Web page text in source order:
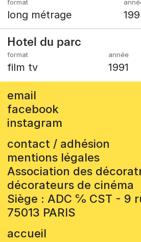
long métrage
Hotel du parc
film tv 1991
email
facebook
instagram
contact / adhésion
mentions légales
Association des
décorateurs de cinéma
Siège : ADC ℅ CST - 9
75013 PARIS
accueil